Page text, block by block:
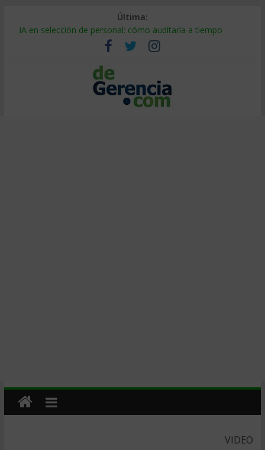
Última:
Despido silencioso: qué es y por qué sale tan caro
IA en selección de personal: cómo auditarla a tiempo
Trabajo forzoso en la cadena de suministro: qué hacer
Stablecoins para empresas: cómo pagar y cobrar en 2026
VIDEO